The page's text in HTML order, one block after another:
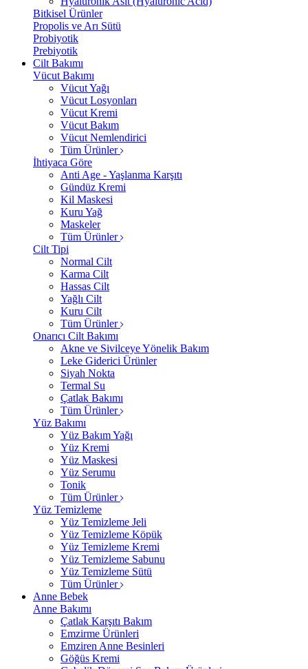
Bitkisel Ürünler
Propolis ve Arı Sütü
Probiyotik
Prebiyotik
Cilt Bakımı
Vücut Bakımı
Vücut Yağı
Vücut Losyonları
Vücut Kremi
Vücut Bakım
Vücut Nemlendirici
Tüm Ürünler
İhtiyaca Göre
Anti Age - Yaşlanma Karşıtı
Gündüz Kremi
Kil Maskesi
Kuru Yağ
Maskeler
Tüm Ürünler
Cilt Tipi
Normal Cilt
Karma Cilt
Hassas Cilt
Yağlı Cilt
Kuru Cilt
Tüm Ürünler
Onarıcı Cilt Bakımı
Akne ve Sivilceye Yönelik Bakım
Leke Giderici Ürünler
Siyah Nokta
Termal Su
Çatlak Bakımı
Tüm Ürünler
Yüz Bakımı
Yüz Bakım Yağı
Yüz Kremi
Yüz Maskesi
Yüz Serumu
Tonik
Tüm Ürünler
Yüz Temizleme
Yüz Temizleme Jeli
Yüz Temizleme Köpük
Yüz Temizleme Kremi
Yüz Temizleme Sabunu
Yüz Temizleme Sütü
Tüm Ürünler
Anne Bebek
Anne Bakımı
Çatlak Karşıtı Bakım
Emzirme Ürünleri
Emziren Anne Besinleri
Göğüs Kremi